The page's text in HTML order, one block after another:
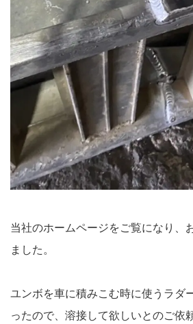
当社のホームページをご覧になり、
ました。
ユンボを車に積みこむ時に使うラダ
ったので、溶接して欲しいとのご依